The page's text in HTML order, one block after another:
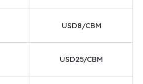
USD8/CBM
USD25/CBM